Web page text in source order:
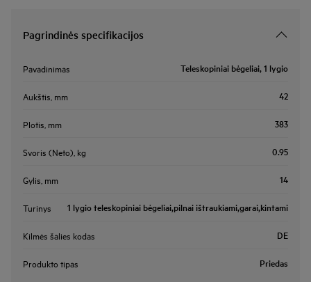
Pagrindinės specifikacijos
Pavadinimas Teleskopiniai bėgeliai, 1 lygio
Aukštis, mm 42
Plotis, mm 383
Svoris (Neto), kg 0.95
Gylis, mm 14
Turinys 1 lygio teleskopiniai bėgeliai,pilnai ištraukiami,garai,kintami
Kilmės šalies kodas DE
Produkto tipas Priedas